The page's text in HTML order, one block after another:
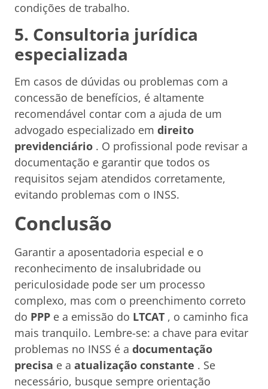
condições de trabalho.
5. Consultoria jurídica
especializada
Em casos de dúvidas ou problemas com a
concessão de benefícios, é altamente
recomendável contar com a ajuda de um
advogado especializado em direito
previdenciário . O profissional pode revisar a
documentação e garantir que todos os
requisitos sejam atendidos corretamente,
evitando problemas com o INSS.
Conclusão
Garantir a aposentadoria especial e o
reconhecimento de insalubridade ou
periculosidade pode ser um processo
complexo, mas com o preenchimento correto
do PPP e a emissão do LTCAT , o caminho fica
mais tranquilo. Lembre-se: a chave para evitar
problemas no INSS é a documentação
precisa e a atualização constante . Se
necessário, busque sempre orientação